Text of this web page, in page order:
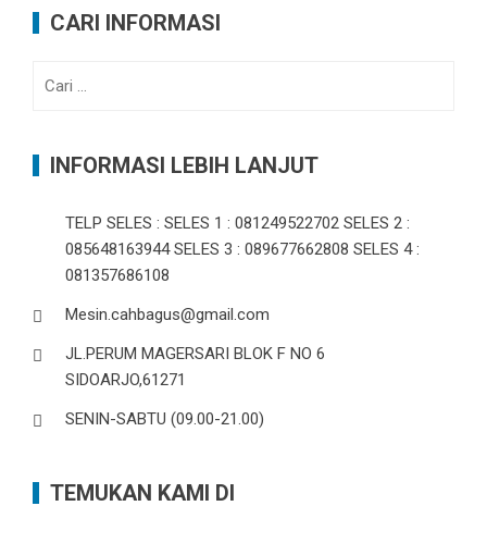
CARI INFORMASI
INFORMASI LEBIH LANJUT
TELP SELES : SELES 1 : 081249522702 SELES 2 :
085648163944 SELES 3 : 089677662808 SELES 4 :
081357686108
Mesin.cahbagus@gmail.com
JL.PERUM MAGERSARI BLOK F NO 6
SIDOARJO,61271
SENIN-SABTU (09.00-21.00)
TEMUKAN KAMI DI